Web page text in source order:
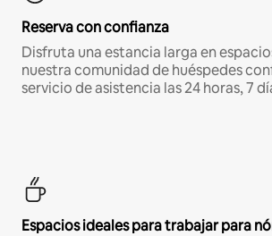
Reserva con confianza
Disfruta una estancia larga en
nuestra comunidad de huéspedes
servicio de asistencia las 24 horas, 7
Espacios ideales para trabajar para